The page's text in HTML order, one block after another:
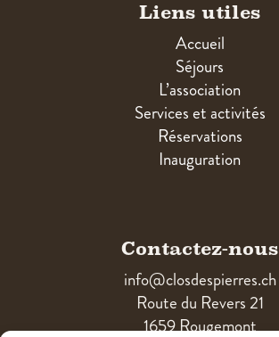
Liens utiles
Accueil
Séjours
L’association
Services et activités
Réservations
Inauguration
Contactez-nous
info@closdespierres.ch
Route du Revers 21
1659 Rougemont